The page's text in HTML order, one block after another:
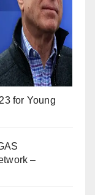
for Young
–